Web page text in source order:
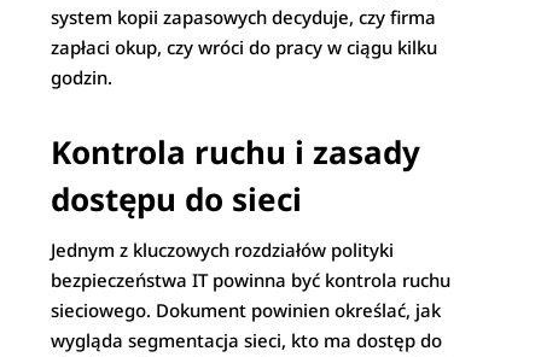
system kopii zapasowych decyduje, czy firma
zapłaci okup, czy wróci do pracy w ciągu kilku
godzin.
Kontrola ruchu i zasady
dostępu do sieci
Jednym z kluczowych rozdziałów polityki
bezpieczeństwa IT powinna być kontrola ruchu
sieciowego. Dokument powinien określać, jak
wygląda segmentacja sieci, kto ma dostęp do